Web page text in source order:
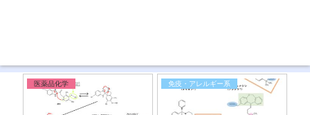
医薬品化学 免疫・アレルギー系